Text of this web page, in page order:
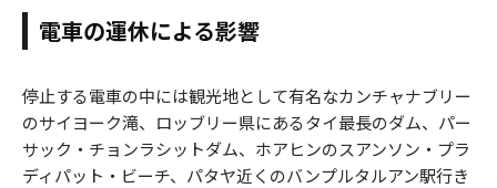
電車の運休による影響
停止する電車の中には観光地として有名なカンチャナブリー
のサイヨーク滝、ロッブリー県にあるタイ最長のダム、パー
サック・チョンラシットダム、ホアヒンのスアンソン・プラ
ディパット・ビーチ、パタヤ近くのバンプルタルアン駅行き